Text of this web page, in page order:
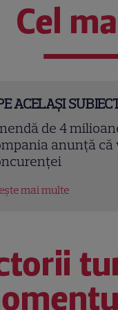
Cel
ACELAȘI
iubirii”
și povești
mai multe